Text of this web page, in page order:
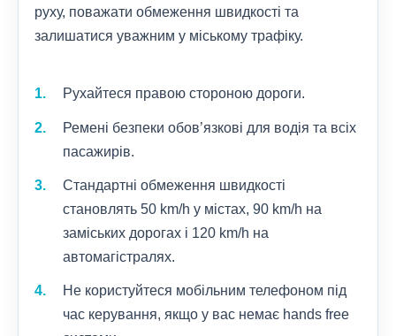
руху, поважати обмеження швидкості та
залишатися уважним у міському трафіку.
Рухайтеся правою стороною дороги.
Ремені безпеки обов’язкові для водія та всіх
пасажирів.
Стандартні обмеження швидкості
становлять 50 km/h у містах, 90 km/h на
заміських дорогах і 120 km/h на
автомагістралях.
Не користуйтеся мобільним телефоном під
час керування, якщо у вас немає hands free